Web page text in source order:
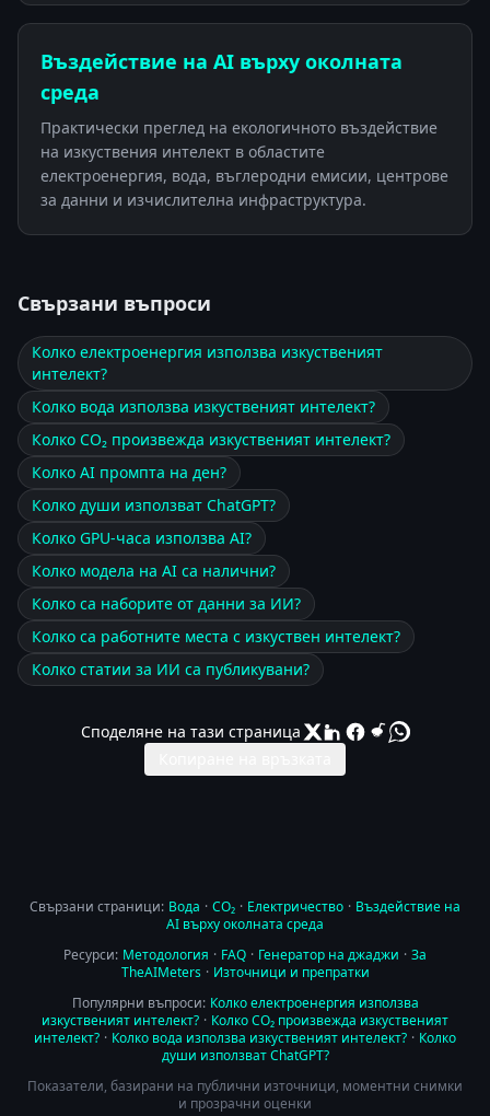
Въздействие на AI върху околната
среда
Практически преглед на екологичното въздействие
на изкуствения интелект в областите
електроенергия, вода, въглеродни емисии, центрове
за данни и изчислителна инфраструктура.
Свързани въпроси
Колко електроенергия използва изкуственият
интелект?
Колко вода използва изкуственият интелект?
Колко CO₂ произвежда изкуственият интелект?
Колко AI промпта на ден?
Колко души използват ChatGPT?
Колко GPU-часа използва AI?
Колко модела на AI са налични?
Колко са наборите от данни за ИИ?
Колко са работните места с изкуствен интелект?
Колко статии за ИИ са публикувани?
Споделяне на тази страница
Свързани страници: Вода · CO₂ · Електричество · Въздействие на
AI върху околната среда
Ресурси: Методология · FAQ · Генератор на джаджи · За
TheAIMeters · Източници и препратки
Популярни въпроси: Колко електроенергия използва
изкуственият интелект? · Колко CO₂ произвежда изкуственият
интелект? · Колко вода използва изкуственият интелект? · Колко
души използват ChatGPT?
Показатели, базирани на публични източници, моментни снимки
и прозрачни оценки